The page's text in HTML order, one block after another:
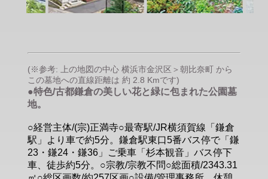
(※参考: 上の地図の中心 横浜市金沢区＞朝比奈町 から
この墓地への直線距離は 約 2.8 Kmです)
●特色/古都鎌倉の美しい花と緑に包まれた公園墓
地。
○経営主体/(宗)正満寺○最寄駅/JR横須賀線「鎌倉
駅」より車で約5分。鎌倉駅東口5番バス停で「鎌
23・鎌24・鎌36」ご乗車「杉本観音」バス停下
車、徒歩約5分。○宗教/宗教不問○総面積/2343.31